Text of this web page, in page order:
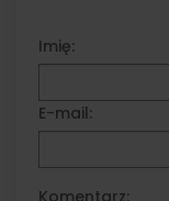
Imię:
E-mail:
Komentarz: